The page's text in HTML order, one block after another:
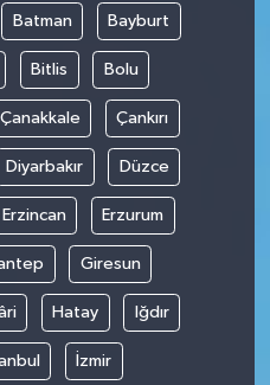
Batman Bayburt
Bitlis Bolu
Çanakkale Çankırı
Diyarbakır Düzce
Erzincan Erzurum
Giresun
Hatay Iğdır
İzmir